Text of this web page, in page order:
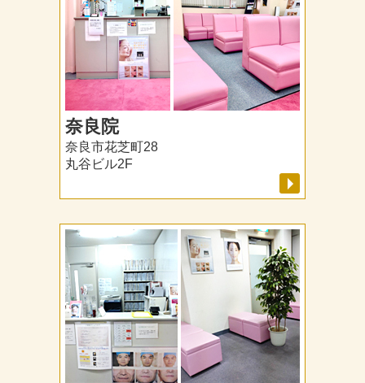
奈良院
奈良市花芝町28
丸谷ビル2F